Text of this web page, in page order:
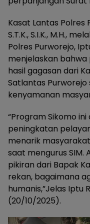
Kasat Lantas Polres
S.T.K., S.I.K., M.H.,
Polres Purworejo,
menjelaskan bahwa
hasil gagasan dari
Satlantas
kenyamanan
“Program Sikomo
peningkatan
menarik
saat mengurus SIM.
pikiran dari Bapak
rekan, bagaimana
humanis,”Jelas Iptu
(20/10/2025).